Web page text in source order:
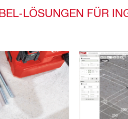
LÖSUNGEN FÜR